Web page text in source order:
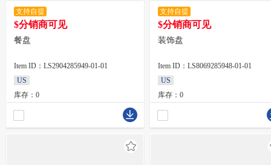
支持自提
$分销商可见
餐盘
Item ID：LS2904285949-01-01
US
库存：0
支持自提
$分销商可见
装饰盘
Item ID：LS8069285948-01-01
US
库存：0